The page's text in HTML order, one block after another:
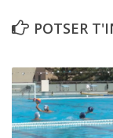
POTSER